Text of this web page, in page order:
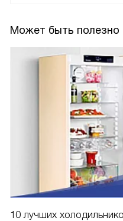
Может быть полезно
10 лучших